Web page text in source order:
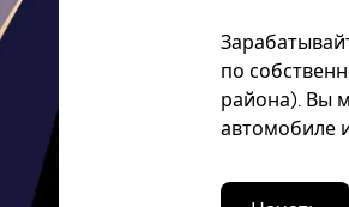
по
района). Вы
автомобиле